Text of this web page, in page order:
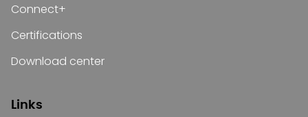
Connect+
Certifications
Download center
Links